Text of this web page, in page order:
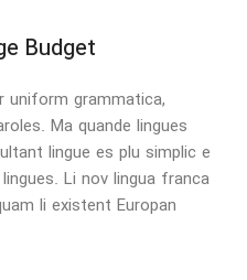
Budget
grammatica,
Ma quande lingues
lingue es plu simplic e
Li nov lingua franca
li existent Europan